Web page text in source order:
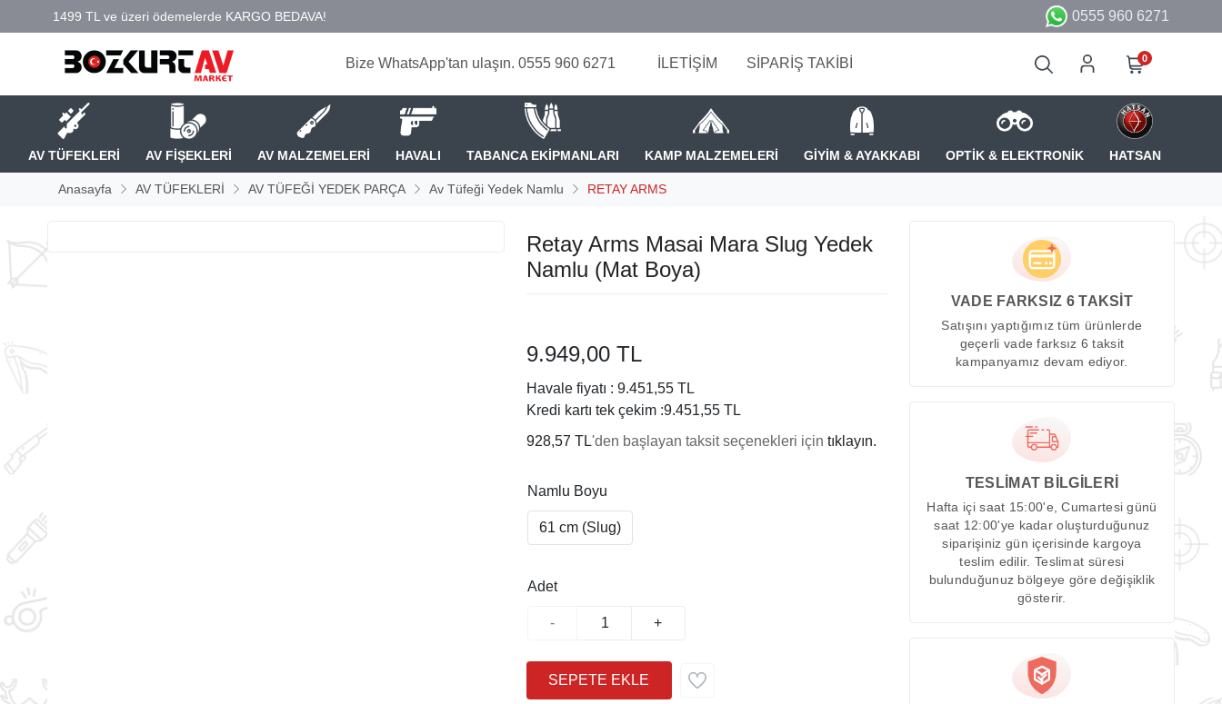
0555 960 6271
Bize WhatsApp'tan ulaşın. 0555 960 6271 İLETİŞİM SİPARİŞ TAKİBİ 0
AV TÜFEKLERİ AV FİŞEKLERİ AV MALZEMELERİ HAVALI TABANCA EKİPMANLARI KAMP MALZEMELERİ GİYİM & AYAKKABI OPTİK & ELEKTRONİK HATSAN
Anasayfa AV TÜFEKLERİ AV TÜFEĞİ YEDEK PARÇA Av Tüfeği Yedek Namlu RETAY ARMS
Retay Arms Masai Mara Slug Yedek
Namlu (Mat Boya)
9.949,00 TL
Havale fiyatı : 9.451,55 TL
Kredi kartı tek çekim :9.451,55 TL
928,57 TL'den başlayan taksit seçenekleri için tıklayın.
Namlu Boyu
61 cm (Slug)
Adet
- +
VADE FARKSIZ 6 TAKSİT
Satışını yaptığımız tüm ürünlerde
geçerli vade farksız 6 taksit
kampanyamız devam ediyor.
TESLİMAT BİLGİLERİ
Hafta içi saat 15:00'e, Cumartesi günü
saat 12:00'ye kadar oluşturduğunuz
siparişiniz gün içerisinde kargoya
teslim edilir. Teslimat süresi
bulunduğunuz bölgeye göre değişiklik
gösterir.